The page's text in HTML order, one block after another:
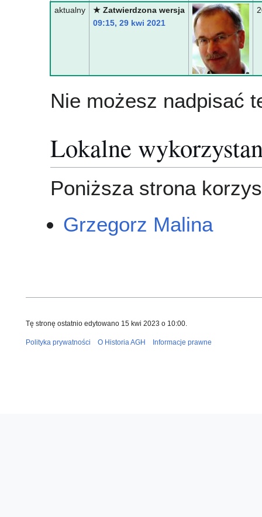
aktualny
★ Zatwierdzona wersja
09:15, 29 kwi 2021
Nie możesz nadpisać
Lokalne
Poniższa strona
Grzegorz Malina
Tę stronę ostatnio edytowano 15 kwi 2023 o 10:00.
Polityka prywatności O Historia AGH Informacje prawne